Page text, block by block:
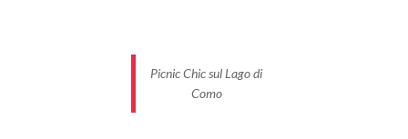
Picnic Chic sul Lago di
Como